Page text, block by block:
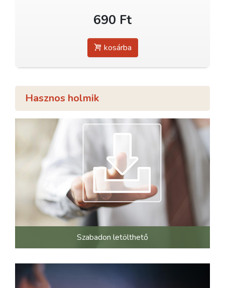
690 Ft
kosárba
Hasznos holmik
Szabadon letölthető